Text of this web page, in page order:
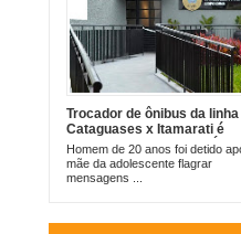
Trocador de ônibus da linha
Cataguases x Itamarati é
suspeito de enviar foto
para menina de 12 anos
Homem de 20 anos foi detido
mãe da adolescente flagrar
mensagens ...